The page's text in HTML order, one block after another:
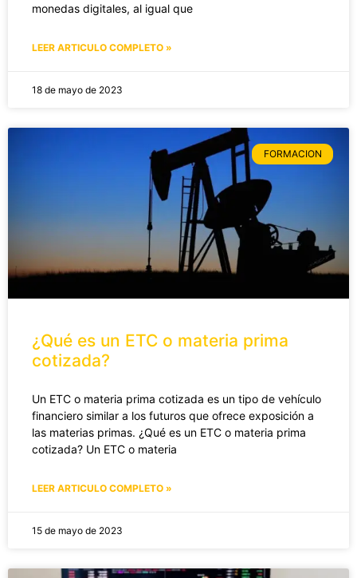
monedas digitales, al igual que
LEER ARTICULO COMPLETO »
18 de mayo de 2023
FORMACION
¿Qué es un ETC o materia prima
cotizada?
Un ETC o materia prima cotizada es un tipo de vehículo
financiero similar a los futuros que ofrece exposición a
las materias primas. ¿Qué es un ETC o materia prima
cotizada? Un ETC o materia
LEER ARTICULO COMPLETO »
15 de mayo de 2023